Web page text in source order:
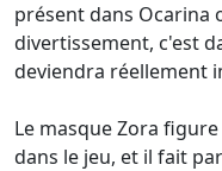
présent dans Ocarina
divertissement, c'est
deviendra réellement
Le masque Zora
dans le jeu, et il fait